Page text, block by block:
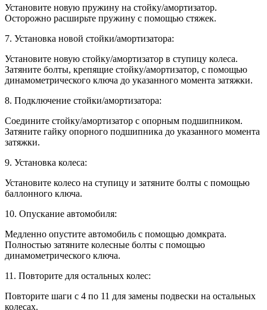
Установите новую пружину на стойку/амортизатор.
Осторожно расширьте пружину с помощью стяжек.
7. Установка новой стойки/амортизатора:
Установите новую стойку/амортизатор в ступицу колеса.
Затяните болты, крепящие стойку/амортизатор, с помощью
динамометрического ключа до указанного момента затяжки.
8. Подключение стойки/амортизатора:
Соедините стойку/амортизатор с опорным подшипником.
Затяните гайку опорного подшипника до указанного момента
затяжки.
9. Установка колеса:
Установите колесо на ступицу и затяните болты с помощью
баллонного ключа.
10. Опускание автомобиля:
Медленно опустите автомобиль с помощью домкрата.
Полностью затяните колесные болты с помощью
динамометрического ключа.
11. Повторите для остальных колес:
Повторите шаги с 4 по 11 для замены подвески на остальных
колесах.